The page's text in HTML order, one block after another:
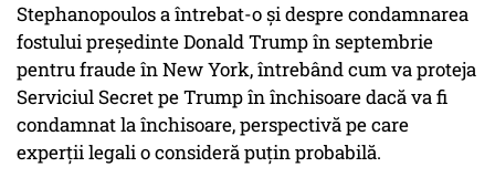
Stephanopoulos a întrebat-o și despre condamnarea
fostului președinte Donald Trump în septembrie
pentru fraude în New York, întrebând cum va proteja
Serviciul Secret pe Trump în închisoare dacă va fi
condamnat la închisoare, perspectivă pe care
experții legali o consideră puțin probabilă.